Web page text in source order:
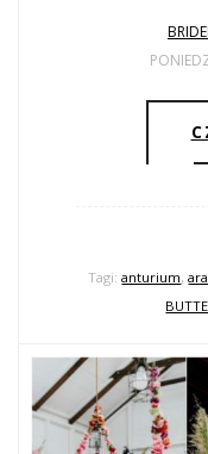
Tagi:anturium,